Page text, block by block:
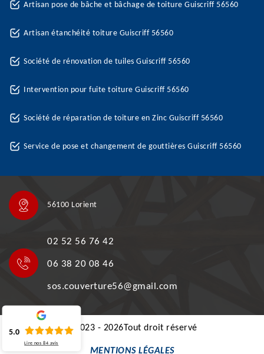
Artisan pose de bâche et bâchage de toiture Guiscriff 56560
Artisan étanchéité toiture Guiscriff 56560
Société de rénovation de tuiles Guiscriff 56560
Intervention pour fuite toiture Guiscriff 56560
Société de réparation de toiture en Zinc Guiscriff 56560
Service de pose et changement de gouttières Guiscriff 56560
56100 Lorient
02 52 56 76 42
06 38 20 08 46
sos.couverture56@gmail.com
©2023 - 2026Tout droit réservé
MENTIONS LÉGALES
5.0
Lire nos84 avis